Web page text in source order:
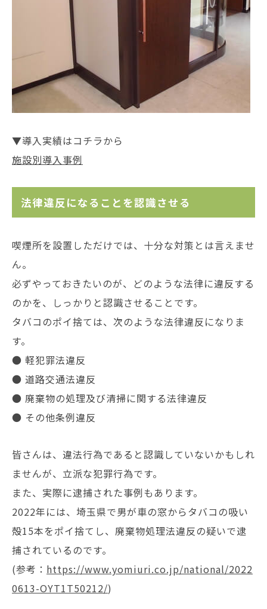
▼導入実績はコチラから
施設別導入事例
法律違反になることを認識させる
喫煙所を設置しただけでは、十分な対策とは言えませ
ん。
必ずやっておきたいのが、どのような法律に違反する
のかを、しっかりと認識させることです。
タバコのポイ捨ては、次のような法律違反になりま
す。
● 軽犯罪法違反
● 道路交通法違反
● 廃棄物の処理及び清掃に関する法律違反
● その他条例違反
皆さんは、違法行為であると認識していないかもしれ
ませんが、立派な犯罪行為です。
また、実際に逮捕された事例もあります。
2022年には、埼玉県で男が車の窓からタバコの吸い
殻15本をポイ捨てし、廃棄物処理法違反の疑いで逮
捕されているのです。
(参考： https://www.yomiuri.co.jp/national/2022
0613-OYT1T50212/)